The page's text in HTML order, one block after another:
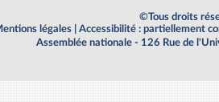
©Tous droits
légales
Accessibilité : partiellement
Assemblée nationale - 126 Rue de